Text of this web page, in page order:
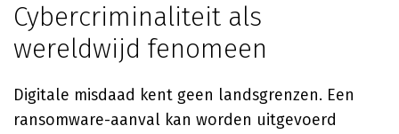
Cybercriminaliteit als
wereldwijd fenomeen
Digitale misdaad kent geen landsgrenzen. Een
ransomware-aanval kan worden uitgevoerd